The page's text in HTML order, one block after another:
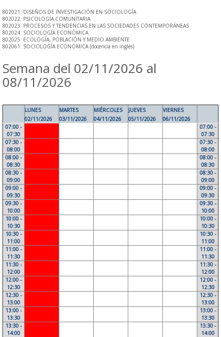
802021: DISEÑOS DE INVESTIGACIÓN EN SOCIOLOGÍA
802022: PSICOLOGÍA COMUNITARIA
802023: PROCESOS Y TENDENCIAS EN LAS SOCIEDADES CONTEMPORÁNEAS
802024: SOCIOLOGÍA ECONÓMICA
802025: ECOLOGÍA, POBLACIÓN Y MEDIO AMBIENTE
802061: SOCIOLOGÍA ECONÓMICA (docencia en inglés)
Semana del 02/11/2026 al
08/11/2026
LUNES
02/11/2026
MARTES
03/11/2026
MIÉRCOLES
04/11/2026
JUEVES
05/11/2026
VIERNES
06/11/2026
07:00 -
07:30
07:00 -
07:30
07:30 -
08:00
07:30 -
08:00
08:00 -
08:30
08:00 -
08:30
08:30 -
09:00
08:30 -
09:00
09:00 -
09:30
09:00 -
09:30
09:30 -
10:00
09:30 -
10:00
10:00 -
10:30
10:00 -
10:30
10:30 -
11:00
10:30 -
11:00
11:00 -
11:30
11:00 -
11:30
11:30 -
12:00
11:30 -
12:00
12:00 -
12:30
12:00 -
12:30
12:30 -
13:00
12:30 -
13:00
13:00 -
13:30
13:00 -
13:30
13:30 -
14:00
13:30 -
14:00